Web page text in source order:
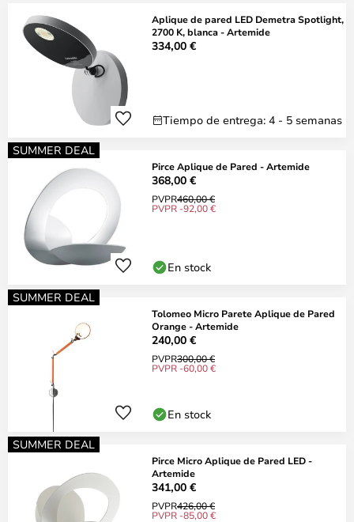
Aplique de pared LED Demetra Spotlight,
2700 K, blanca - Artemide
334,00 €
Tiempo de entrega: 4 - 5 semanas
SUMMER DEAL
Pirce Aplique de Pared - Artemide
368,00 €
PVPR460,00 €
PVPR -92,00 €
En stock
SUMMER DEAL
Tolomeo Micro Parete Aplique de Pared
Orange - Artemide
240,00 €
PVPR300,00 €
PVPR -60,00 €
En stock
SUMMER DEAL
Pirce Micro Aplique de Pared LED -
Artemide
341,00 €
PVPR426,00 €
PVPR -85,00 €